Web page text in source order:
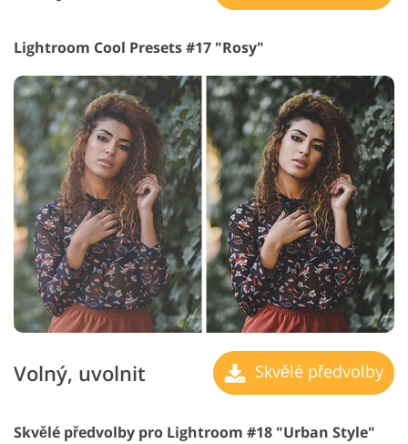
Lightroom Cool Presets #17 "Rosy"
Volný, uvolnit Skvělé předvolby
Skvělé předvolby pro Lightroom #18 "Urban Style"